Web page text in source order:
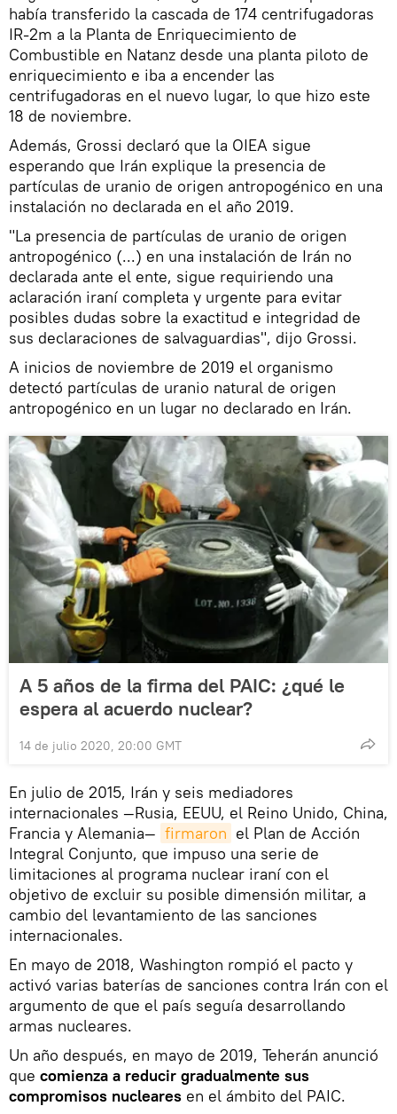
había transferido la cascada de 174 centrifugadoras
IR-2m a la Planta de Enriquecimiento de
Combustible en Natanz desde una planta piloto de
enriquecimiento e iba a encender las
centrifugadoras en el nuevo lugar, lo que hizo este
18 de noviembre.
Además, Grossi declaró que la OIEA sigue
esperando que Irán explique la presencia de
partículas de uranio de origen antropogénico en una
instalación no declarada en el año 2019.
"La presencia de partículas de uranio de origen
antropogénico (...) en una instalación de Irán no
declarada ante el ente, sigue requiriendo una
aclaración iraní completa y urgente para evitar
posibles dudas sobre la exactitud e integridad de
sus declaraciones de salvaguardias", dijo Grossi.
A inicios de noviembre de 2019 el organismo
detectó partículas de uranio natural de origen
antropogénico en un lugar no declarado en Irán.
A 5 años de la firma del PAIC: ¿qué le
espera al acuerdo nuclear?
14 de julio 2020, 20:00 GMT
En julio de 2015, Irán y seis mediadores
internacionales —Rusia, EEUU, el Reino Unido, China,
Francia y Alemania— firmaron el Plan de Acción
Integral Conjunto, que impuso una serie de
limitaciones al programa nuclear iraní con el
objetivo de excluir su posible dimensión militar, a
cambio del levantamiento de las sanciones
internacionales.
En mayo de 2018, Washington rompió el pacto y
activó varias baterías de sanciones contra Irán con el
argumento de que el país seguía desarrollando
armas nucleares.
Un año después, en mayo de 2019, Teherán anunció
que comienza a reducir gradualmente sus
compromisos nucleares en el ámbito del PAIC.